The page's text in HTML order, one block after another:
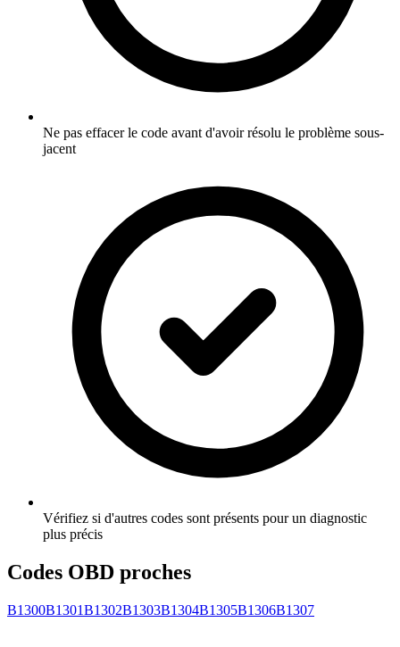
Ne pas effacer le code avant d'avoir résolu le problème sous-
jacent
Vérifiez si d'autres codes sont présents pour un diagnostic
plus précis
Codes OBD proches
B1300B1301B1302B1303B1304B1305B1306B1307